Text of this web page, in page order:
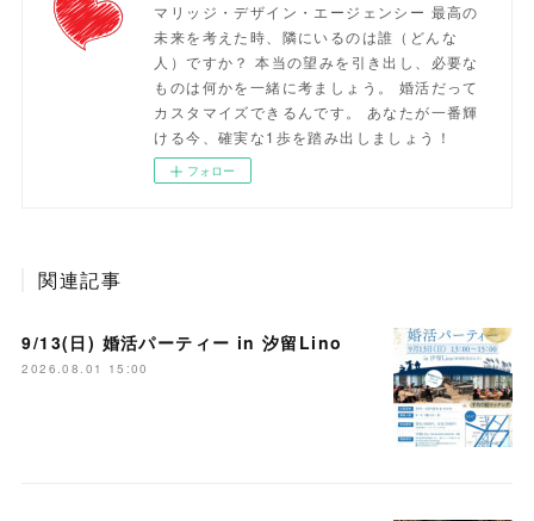
マリッジ・デザイン・エージェンシー 最高の
未来を考えた時、隣にいるのは誰（どんな
人）ですか？ 本当の望みを引き出し、必要な
ものは何かを一緒に考ましょう。 婚活だって
カスタマイズできるんです。 あなたが一番輝
ける今、確実な1歩を踏み出しましょう！
フォロー
関連記事
9/13(日) 婚活パーティー in 汐留Lino
2026.08.01 15:00